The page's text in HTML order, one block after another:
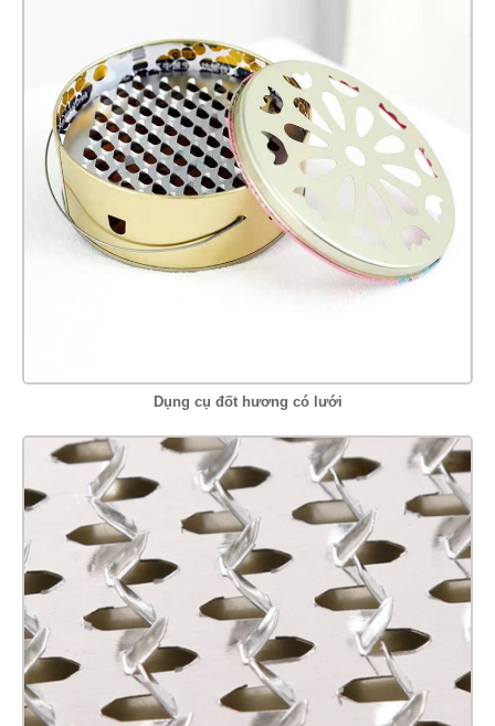
Dụng cụ đốt hương có lưới